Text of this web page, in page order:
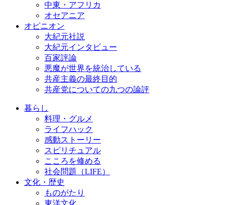
中東・アフリカ
オセアニア
オピニオン
大紀元社説
大紀元インタビュー
百家評論
悪魔が世界を統治している
共産主義の最終目的
共産党についての九つの論評
暮らし
料理・グルメ
ライフハック
感動ストーリー
スピリチュアル
こころを修める
社会問題（LIFE）
文化・歴史
ものがたり